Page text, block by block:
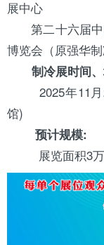
展中心
第二十六届中
博览会（原强华
制冷展时间、
2025年11月
馆)
预计规模:
展览面积3万